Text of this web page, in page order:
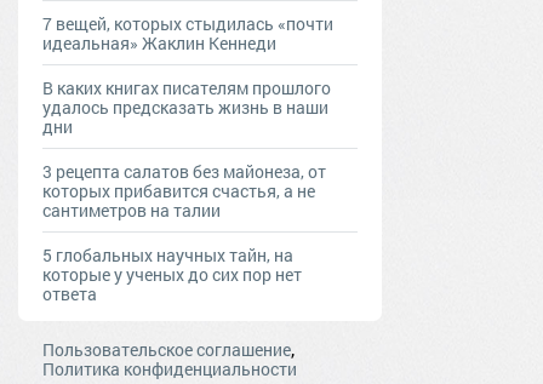
7 вещей, которых стыдилась «почти
идеальная» Жаклин Кеннеди
В каких книгах писателям прошлого
удалось предсказать жизнь в наши
дни
3 рецепта салатов без майонеза, от
которых прибавится счастья, а не
сантиметров на талии
5 глобальных научных тайн, на
которые у ученых до сих пор нет
ответа
Пользовательское соглашение,
Политика конфиденциальности